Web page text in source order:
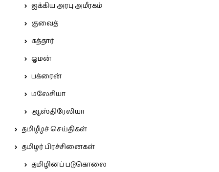
ஐக்கிய அரபு அமீரகம்
குவைத்
கத்தார்
ஓமன்
பக்ரைன்
மலேசியா
ஆஸ்திரேலியா
தமிழீழச் செய்திகள்
தமிழர் பிரச்சினைகள்
தமிழினப் படுகொலை